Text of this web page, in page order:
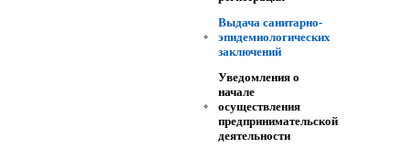
Выдача санитарно-
эпидемиологических
заключений
Уведомления о
начале
осуществления
предпринимательской
деятельности